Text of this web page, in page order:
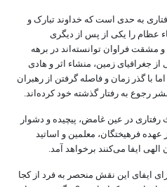
به حدی است که خداوند تبارک و
عظام را یکی از پس از دیگری
مشقت فراوان توانسته‌اند در برهه
جغرافیای زمین، منشاء اثر و هادی
با گذر زمان و فاصله گرفتن از رهبران
بشر رجوع به رفتار گذشته خود کرده‌اند.
در عین غامض، پیچیده و دشوار
فرهیختگان، معلمین و اساتید
ایفا می‌کنند برخواهد آمد.
ایفای این نقش منحصر به فرد از کجا